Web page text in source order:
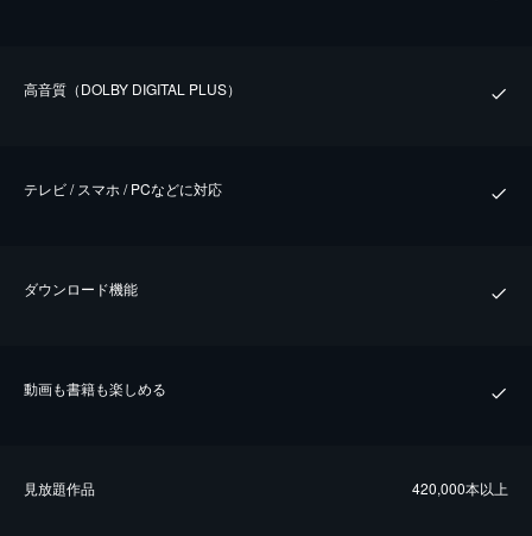
⾼⾳質（DOLBY DIGITAL PLUS）
テレビ / スマホ / PCなどに対応
ダウンロード機能
動画も書籍も楽しめる
⾒放題作品 420,000本以上